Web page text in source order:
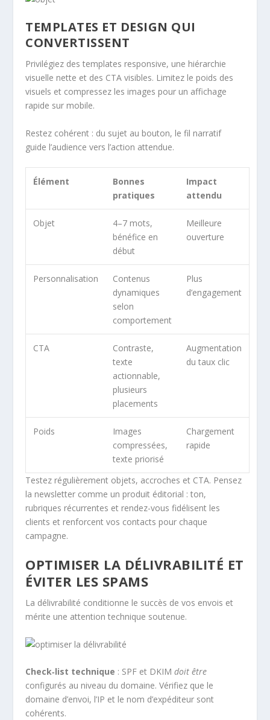
TEMPLATES ET DESIGN QUI
CONVERTISSENT
Privilégiez des templates responsive, une hiérarchie
visuelle nette et des CTA visibles. Limitez le poids des
visuels et compressez les images pour un affichage
rapide sur mobile.
Restez cohérent : du sujet au bouton, le fil narratif
guide l’audience vers l’action attendue.
Élément
Bonnes
pratiques
Impact
attendu
Objet
4–7 mots,
bénéfice en
début
Meilleure
ouverture
Personnalisation
Contenus
dynamiques
selon
comportement
Plus
d’engagement
CTA
Contraste,
texte
actionnable,
plusieurs
placements
Augmentation
du taux clic
Poids
Images
compressées,
texte priorisé
Chargement
rapide
Testez régulièrement objets, accroches et CTA. Pensez
la newsletter comme un produit éditorial : ton,
rubriques récurrentes et rendez-vous fidélisent les
clients et renforcent vos contacts pour chaque
campagne.
OPTIMISER LA DÉLIVRABILITÉ ET
ÉVITER LES SPAMS
La délivrabilité conditionne le succès de vos envois et
mérite une attention technique soutenue.
Check‑list technique : SPF et DKIMdoit être
configurés au niveau du domaine. Vérifiez que le
domaine d’envoi, l’IP et le nom d’expéditeur sont
cohérents.